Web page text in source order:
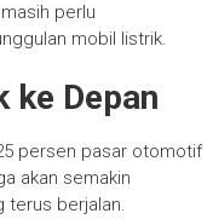
perlu
mobil listrik.
Depan
persen pasar otomotif
akan semakin
terus berjalan.